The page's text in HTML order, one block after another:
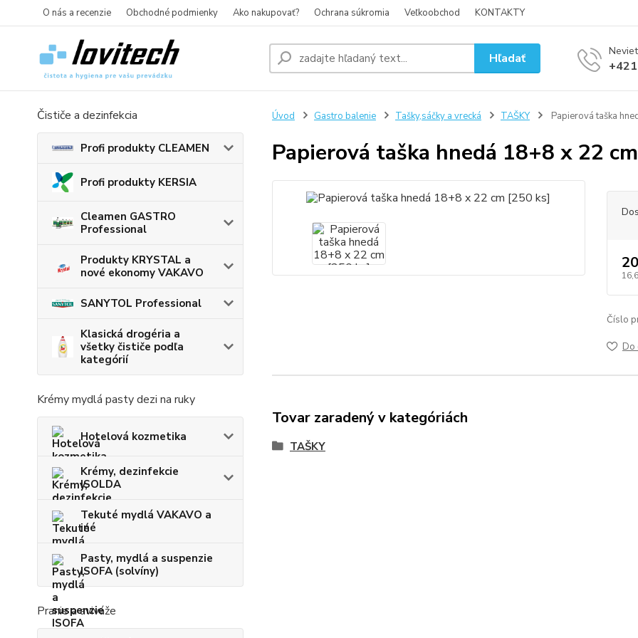
O nás a recenzie Obchodné podmienky Ako nakupovať? Ochrana súkromia Veľkoobchod KONTAKTY
Hľadať
Čističe a dezinfekcia
Profi produkty CLEAMEN
Profi produkty KERSIA
Cleamen GASTRO
Professional
Produkty KRYSTAL a
nové ekonomy VAKAVO
SANYTOL Professional
Klasická drogéria a
všetky čističe podľa
kategórií
Krémy mydlá pasty dezi na ruky
Hotelová kozmetika
Krémy, dezinfekcie
ISOLDA
Tekuté mydlá VAKAVO a
iné
Pasty, mydlá a suspenzie
ISOFA (solvíny)
Pranie a aviváže
Úvod Gastro balenie Tašky,sáčky a vrecká TAŠKY Papierová taška
Papierová taška hnedá 18+8 x 22
Číslo
Do
Tovar zaradený v kategóriách
TAŠKY